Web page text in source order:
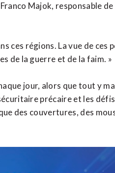
Majok, responsable
ces régions. La vue de ces
de la guerre et de la faim. »
jour, alors que tout y
précaire et les
des couvertures, des